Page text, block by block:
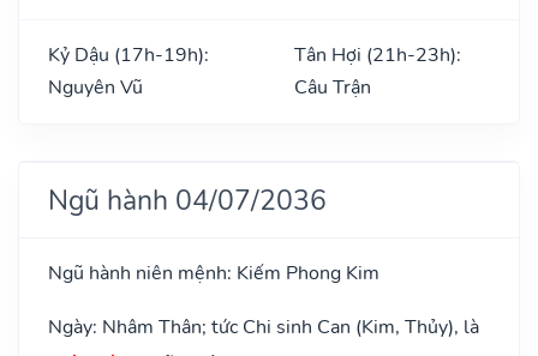
Kỷ Dậu (17h-19h):
Nguyên Vũ
Tân Hợi (21h-23h):
Câu Trận
Ngũ hành 04/07/2036
Ngũ hành niên mệnh: Kiếm Phong Kim
Ngày: Nhâm Thân; tức Chi sinh Can (Kim, Thủy), là